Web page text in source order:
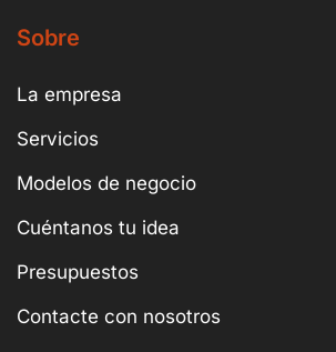
Sobre
La empresa
Servicios
Modelos de negocio
Cuéntanos tu idea
Presupuestos
Contacte con nosotros